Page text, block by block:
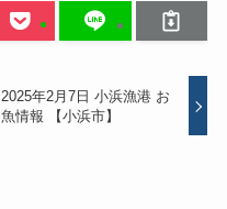
2025年2月7日 小浜漁港 お
魚情報 【小浜市】